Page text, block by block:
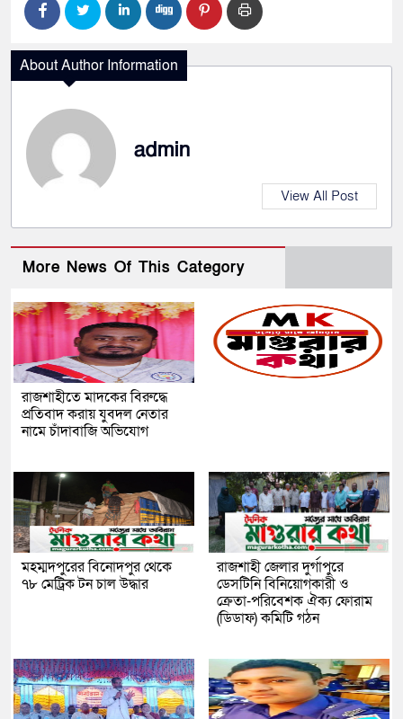
About Author Information
admin
View All Post
More News Of This Category
রাজশাহীতে মাদকের বিরুদ্ধে
প্রতিবাদ করায় যুবদল নেতার
নামে চাঁদাবাজি অভিযোগ
মহম্মদপুরের বিনোদপুর থেকে
৭৮ মেট্রিক টন চাল উদ্ধার
রাজশাহী জেলার দুর্গাপুরে
ডেসটিনি বিনিয়োগকারী ও
ক্রেতা-পরিবেশক ঐক্য ফোরাম
(ডিডাফ) কমিটি গঠন